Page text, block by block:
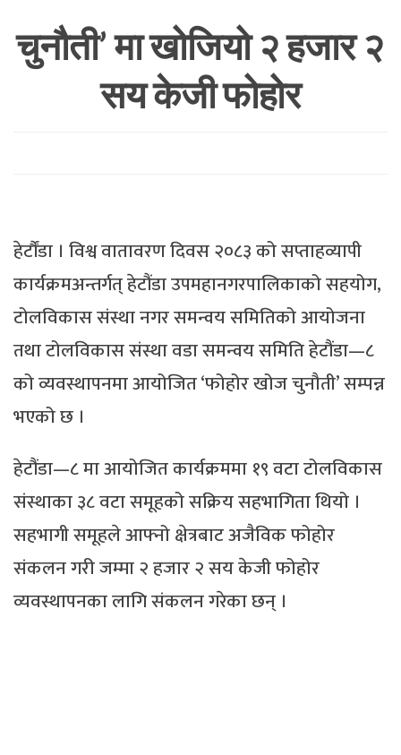
चुनौती’ मा खोजियो २ हजार २
सय केजी फोहोर
हेर्टौंडा । विश्व वातावरण दिवस २०८३ को सप्ताहव्यापी
कार्यक्रमअन्तर्गत् हेटौंडा उपमहानगरपालिकाको सहयोग,
टोलविकास संस्था नगर समन्वय समितिको आयोजना
तथा टोलविकास संस्था वडा समन्वय समिति हेटौंडा—८
को व्यवस्थापनमा आयोजित ‘फोहोर खोज चुनौती’ सम्पन्न
भएको छ ।
हेटौंडा—८ मा आयोजित कार्यक्रममा १९ वटा टोलविकास
संस्थाका ३८ वटा समूहको सक्रिय सहभागिता थियो ।
सहभागी समूहले आफ्नो क्षेत्रबाट अजैविक फोहोर
संकलन गरी जम्मा २ हजार २ सय केजी फोहोर
व्यवस्थापनका लागि संकलन गरेका छन् ।